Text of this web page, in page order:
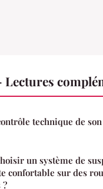
technique de
un système de
confortable sur des
?